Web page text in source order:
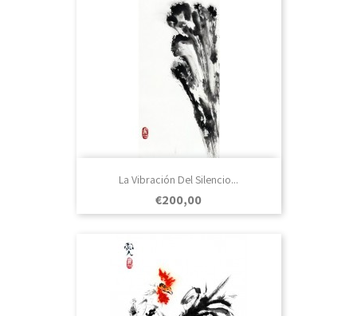
La Vibración Del Silencio...
Prezo
€200,00